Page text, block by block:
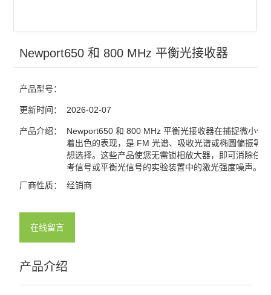
红外显示卡
激光能量计
激光功率计
查看全部 >>
Newport650 和 800 MHz 平衡光接收器
产品型号：
更新时间： 2026-02-07
产品介绍：
Newport650 和 800 MHz 平衡光接收器在捕捉微小信
着出色的表现，是 FM 光谱、吸收光谱或椭圆偏振等
想选择。这些产品使您无需锁相放大器，即可消除任
考信号或平衡光信号的实验装置中的激光强度噪声。
厂商性质：
经销商
在线留言
产品介绍